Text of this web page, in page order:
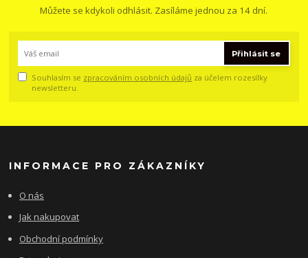
Můžete se kdykoli odhlásit. Zasíláme jednou za 14 dní.
Přihlásit se
Souhlasím se zpracováním osobních údajů za účelem rozesílky
newsletteru.
INFORMACE PRO ZÁKAZNÍKY
O nás
Jak nakupovat
Obchodní podmínky